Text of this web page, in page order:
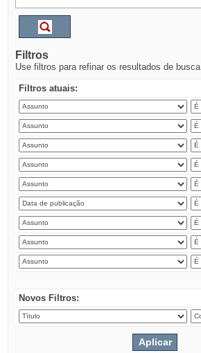
Filtros
Use filtros para refinar os resultados de busca.
Filtros atuais:
Novos Filtros: